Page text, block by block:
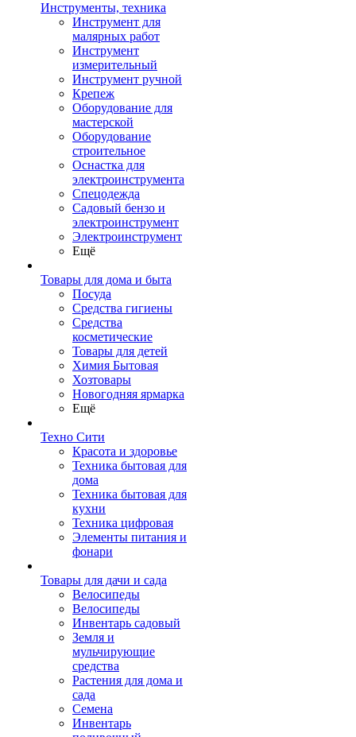
Инструменты, техника
Инструмент для
малярных работ
Инструмент
измерительный
Инструмент ручной
Крепеж
Оборудование для
мастерской
Оборудование
строительное
Оснастка для
электроинструмента
Спецодежда
Садовый бензо и
электроинструмент
Электроинструмент
Ещё
Товары для дома и быта
Посуда
Средства гигиены
Средства
косметические
Товары для детей
Химия Бытовая
Хозтовары
Новогодняя ярмарка
Ещё
Техно Сити
Красота и здоровье
Техника бытовая для
дома
Техника бытовая для
кухни
Техника цифровая
Элементы питания и
фонари
Товары для дачи и сада
Велосипеды
Велосипеды
Инвентарь садовый
Земля и
мульчирующие
средства
Растения для дома и
сада
Семена
Инвентарь